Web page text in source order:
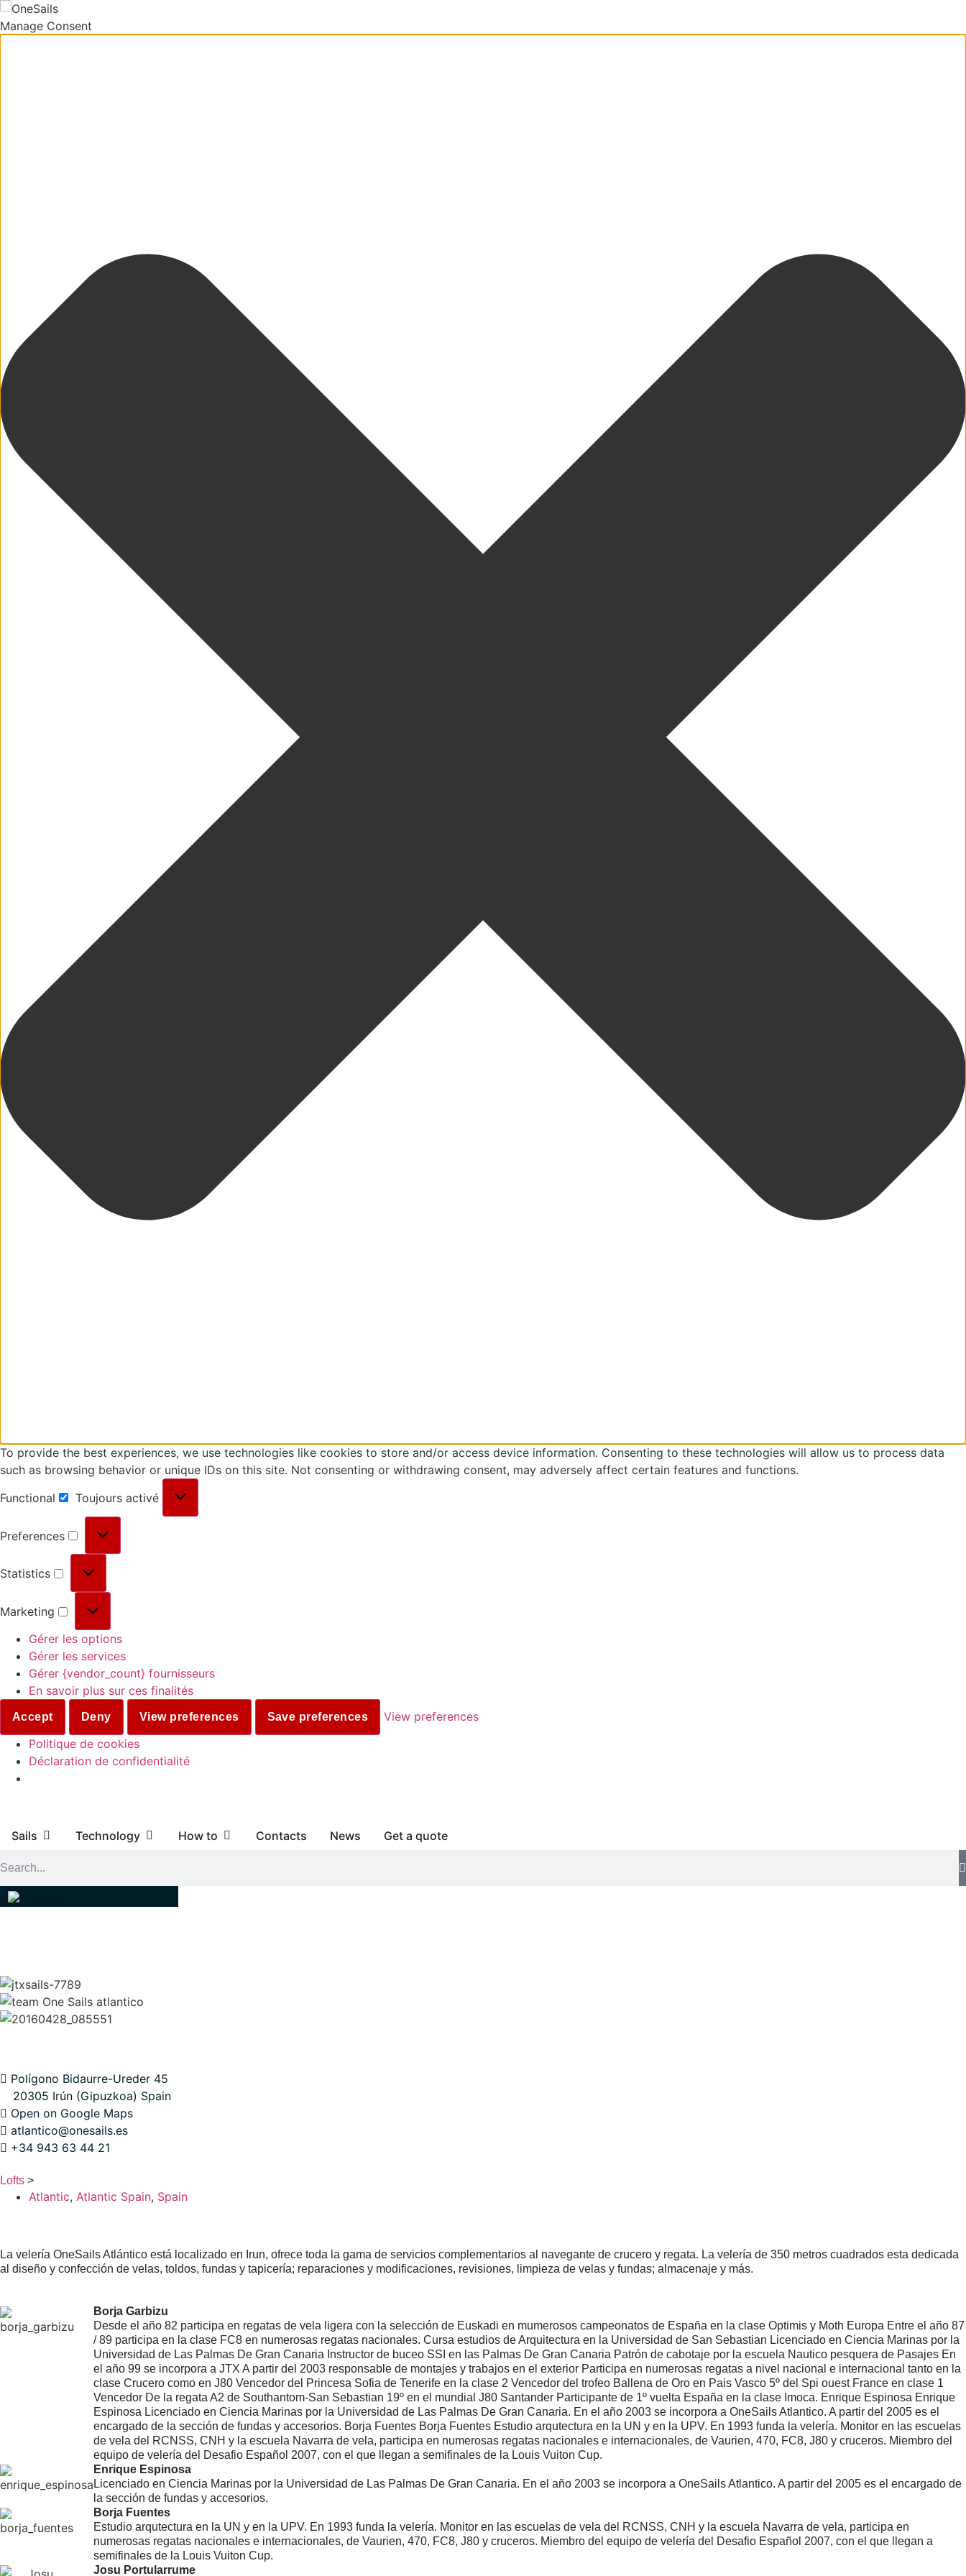
Manage Consent
To provide the best experiences, we use technologies like cookies to store and/or access device information. Consenting to these technologies will allow us to process data
such as browsing behavior or unique IDs on this site. Not consenting or withdrawing consent, may adversely affect certain features and functions.
Functional
Toujours activé
Preferences
Statistics
Marketing
Gérer les options
Gérer les services
Gérer {vendor_count} fournisseurs
En savoir plus sur ces finalités
Accept Deny View preferences Save preferences
View preferences
Politique de cookies
Déclaration de confidentialité
Sails Technology How to Contacts News Get a quote
Polígono Bidaurre-Ureder 45
20305 Irún (Gipuzkoa) Spain
Open on Google Maps
atlantico@onesails.es
+34 943 63 44 21
Lofts >
Atlantic, Atlantic Spain, Spain
La velería OneSails Atlántico está localizado en Irun, ofrece toda la gama de servicios complementarios al navegante de crucero y regata. La velería de 350 metros cuadrados esta dedicada
al diseño y confección de velas, toldos, fundas y tapicería; reparaciones y modificaciones, revisiones, limpieza de velas y fundas; almacenaje y más.
Borja Garbizu
Desde el año 82 participa en regatas de vela ligera con la selección de Euskadi en mumerosos campeonatos de España en la clase Optimis y Moth Europa Entre el año 87
/ 89 participa en la clase FC8 en numerosas regatas nacionales. Cursa estudios de Arquitectura en la Universidad de San Sebastian Licenciado en Ciencia Marinas por la
Universidad de Las Palmas De Gran Canaria Instructor de buceo SSI en las Palmas De Gran Canaria Patrón de cabotaje por la escuela Nautico pesquera de Pasajes En
el año 99 se incorpora a JTX A partir del 2003 responsable de montajes y trabajos en el exterior Participa en numerosas regatas a nivel nacional e internacional tanto en la
clase Crucero como en J80 Vencedor del Princesa Sofia de Tenerife en la clase 2 Vencedor del trofeo Ballena de Oro en Pais Vasco 5º del Spi ouest France en clase 1
Vencedor De la regata A2 de Southantom-San Sebastian 19º en el mundial J80 Santander Participante de 1º vuelta España en la clase Imoca. Enrique Espinosa Enrique
Espinosa Licenciado en Ciencia Marinas por la Universidad de Las Palmas De Gran Canaria. En el año 2003 se incorpora a OneSails Atlantico. A partir del 2005 es el
encargado de la sección de fundas y accesorios. Borja Fuentes Borja Fuentes Estudio arqutectura en la UN y en la UPV. En 1993 funda la velería. Monitor en las escuelas
de vela del RCNSS, CNH y la escuela Navarra de vela, participa en numerosas regatas nacionales e internacionales, de Vaurien, 470, FC8, J80 y cruceros. Miembro del
equipo de velería del Desafio Español 2007, con el que llegan a semifinales de la Louis Vuiton Cup.
Enrique Espinosa
Licenciado en Ciencia Marinas por la Universidad de Las Palmas De Gran Canaria. En el año 2003 se incorpora a OneSails Atlantico. A partir del 2005 es el encargado de
la sección de fundas y accesorios.
Borja Fuentes
Estudio arqutectura en la UN y en la UPV. En 1993 funda la velería. Monitor en las escuelas de vela del RCNSS, CNH y la escuela Navarra de vela, participa en
numerosas regatas nacionales e internacionales, de Vaurien, 470, FC8, J80 y cruceros. Miembro del equipo de velería del Desafio Español 2007, con el que llegan a
semifinales de la Louis Vuiton Cup.
Josu Portularrume